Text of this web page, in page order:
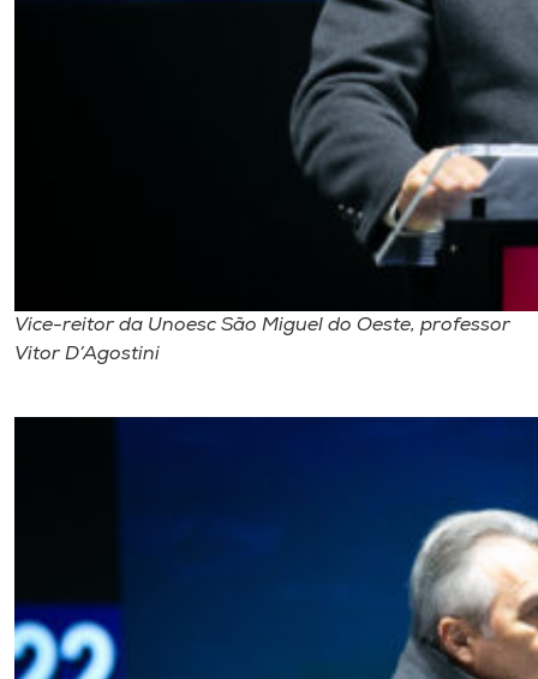
Vice-reitor da Unoesc São Miguel do Oeste, professor
Vitor D’Agostini